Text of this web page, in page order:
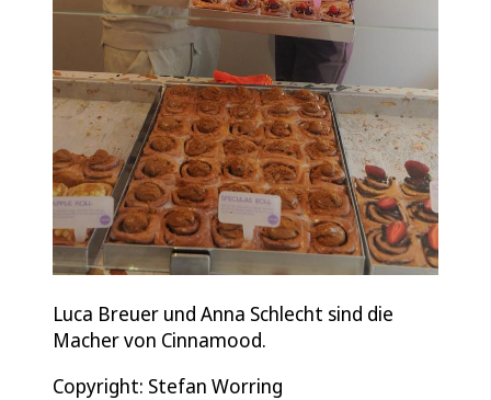
Luca Breuer und Anna Schlecht sind die
Macher von Cinnamood.
Copyright: Stefan Worring